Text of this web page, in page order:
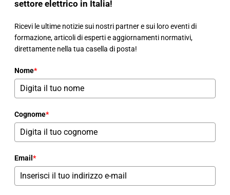
settore elettrico in Italia!
Ricevi le ultime notizie sui nostri partner e sui loro eventi di
formazione, articoli di esperti e aggiornamenti normativi,
direttamente nella tua casella di posta!
Nome*
Cognome*
Email *